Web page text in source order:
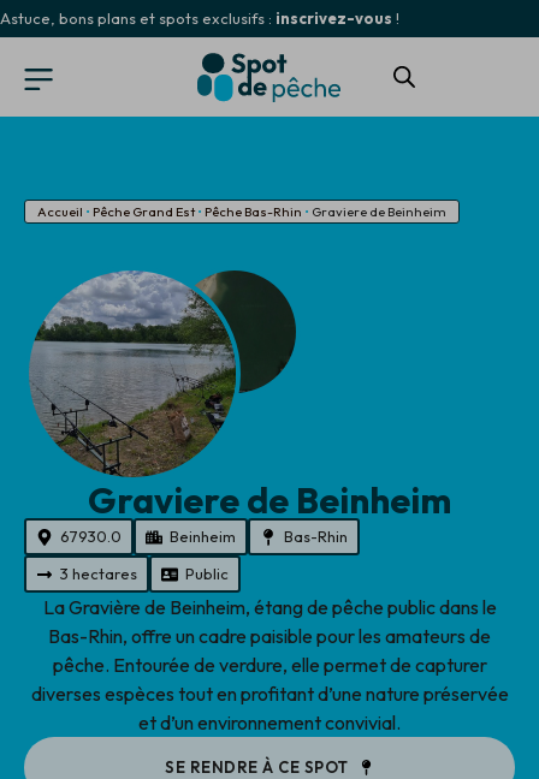
Astuce, bons plans et spots exclusifs : inscrivez-vous !
Accueil • Pêche Grand Est• Pêche Bas-Rhin • Graviere de Beinheim
Graviere de Beinheim
67930.0 Beinheim
Bas-Rhin
3 hectares
Public
La Gravière de Beinheim, étang de pêche public dans le
Bas-Rhin, offre un cadre paisible pour les amateurs de
pêche. Entourée de verdure, elle permet de capturer
diverses espèces tout en profitant d’une nature préservée
et d’un environnement convivial.
SE RENDRE À CE SPOT